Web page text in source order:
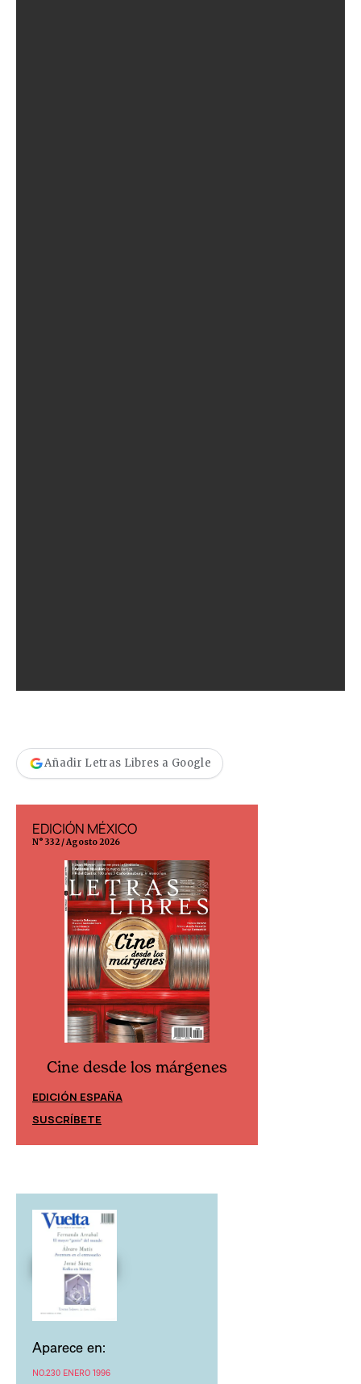
Añadir Letras Libres a Google
EDICIÓN MÉXICO
N° 332 / Agosto 2026
Cine desde los márgenes
EDICIÓN ESPAÑA
SUSCRÍBETE
Aparece en:
NO.230 ENERO 1996